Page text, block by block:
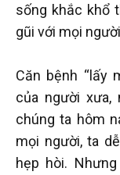
sống khắc khổ
gũi với mọi
Căn bệnh “lấy
của người
chúng ta hôm
mọi người, ta
hẹp hòi.